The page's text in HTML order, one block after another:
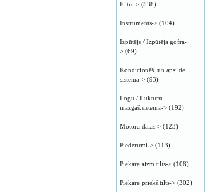
Filtrs-> (538)
Instruments-> (104)
Izpūtējs / Izpūtēja gofra-
> (69)
Kondicionēš. un apsilde
sistēma-> (93)
Logu / Lukturu
mazgaš.sistema-> (192)
Motora daļas-> (123)
Piederumi-> (113)
Piekare aizm.tilts-> (108)
Piekare priekš.tilts-> (302)